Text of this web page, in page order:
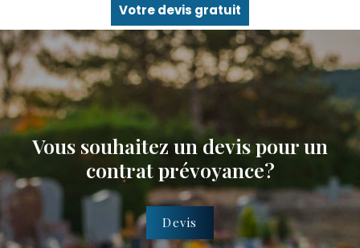
Votre devis gratuit
Vous souhaitez un devis pour un
contrat prévoyance?
Devis